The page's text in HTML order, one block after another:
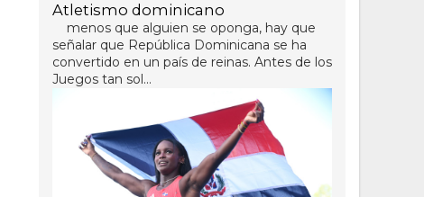
Atletismo dominicano
menos que alguien se oponga, hay que
señalar que República Dominicana se ha
convertido en un país de reinas. Antes de los
Juegos tan sol...